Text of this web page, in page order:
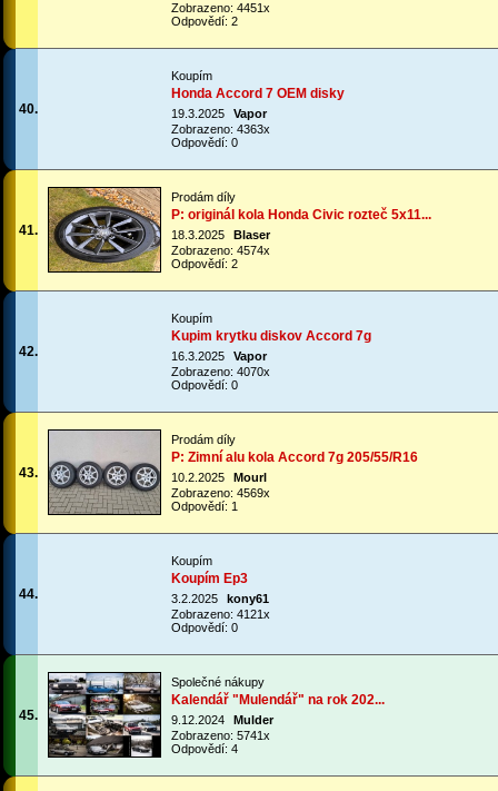
Zobrazeno: 4451x
Odpovědí: 2
40.
Koupím
Honda Accord 7 OEM disky
19.3.2025
Vapor
Zobrazeno: 4363x
Odpovědí: 0
41.
Prodám díly
P: originál kola Honda Civic rozteč 5x11...
18.3.2025
Blaser
Zobrazeno: 4574x
Odpovědí: 2
42.
Koupím
Kupim krytku diskov Accord 7g
16.3.2025
Vapor
Zobrazeno: 4070x
Odpovědí: 0
43.
Prodám díly
P: Zimní alu kola Accord 7g 205/55/R16
10.2.2025
Mourl
Zobrazeno: 4569x
Odpovědí: 1
44.
Koupím
Koupím Ep3
3.2.2025
kony61
Zobrazeno: 4121x
Odpovědí: 0
45.
Společné nákupy
Kalendář "Mulendář" na rok 202...
9.12.2024
Mulder
Zobrazeno: 5741x
Odpovědí: 4